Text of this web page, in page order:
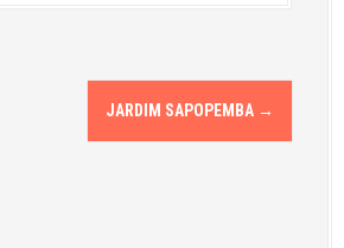
JARDIM SAPOPEMBA →